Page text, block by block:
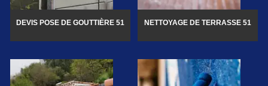
DEVIS POSE DE GOUTTIÈRE 51 NETTOYAGE DE TERRASSE 51